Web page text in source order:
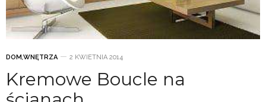
DOM,WNĘTRZA 2 KWIETNIA 2014
Kremowe Boucle na